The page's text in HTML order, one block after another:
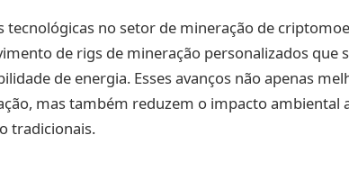
tecnológicas no setor de mineração de
de rigs de mineração personalizados que
de energia. Esses avanços não apenas
mas também reduzem o impacto ambiental
tradicionais.